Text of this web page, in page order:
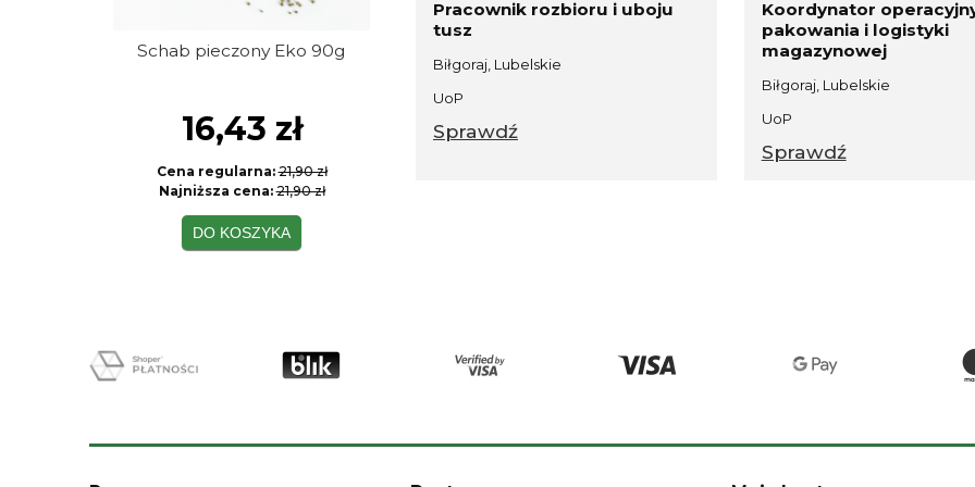
Schab pieczony Eko 90g
16,43 zł
Cena regularna:21,90 zł
Najniższa cena:21,90 zł
DO KOSZYKA
surowa ok. 0,5 kg
37,40 zł
Kaszanka grillowa eko 450 g
Pracownik rozbioru i uboju
tusz
Biłgoraj, Lubelskie
UoP
Sprawdź
Koordynator
pakowania i logistyki
magazynowej
Biłgoraj, Lubelskie
UoP
Sprawdź